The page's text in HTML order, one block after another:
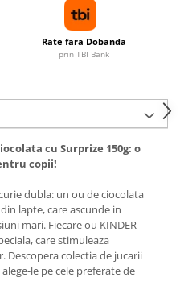
Rate fara Dobanda
prin TBI Bank
cu Surprize 150g: o
copii!
dubla: un ou de ciocolata
lapte, care ascunde in
mari. Fiecare ou KINDER
care stimuleaza
Descopera colectia de jucarii
le pe cele preferate de